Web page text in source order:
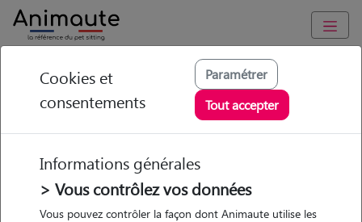
Animaute Ile-de-France Paris 10e Arrondissement
Louise - Petsitter à
PARIS 10
• 21 ans
Cookies et
consentements
Paramétrer
Tout accepter
Informations générales
> Vous contrôlez vos données
Vous pouvez contrôler la façon dont Animaute utilise les